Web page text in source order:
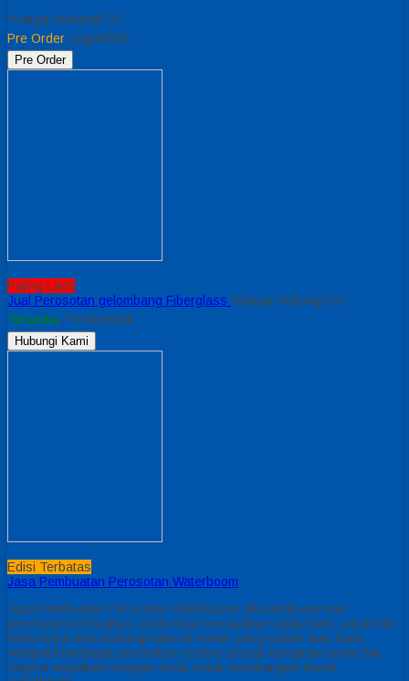
*Harga Hubungi CS
Pre Order / pgnKR02
Pre Order
Paling Laris
Jual Perosotan gelombang Fiberglass *Harga Hubungi CS
Tersedia / PrsSendok
Hubungi Kami
Edisi Terbatas
Jasa Pembuatan Perosotan Waterboom
Jasa Pembuatan Perosotan Waterboom Jika Anda mencari
perosotan berkualitas, Anda bisa percayakan pada kami, untuk info
lebih lanjut bisa hubungi kami di nomer yang sudah ada. kami
melayani berbagai perosotan costom sesuai keinginan anda.Yuk
segera wujudkan keingan Anda untuk membangun bisnis